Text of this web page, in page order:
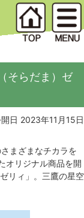
そらだま）ゼ
日 2023年11月15日
まざまなチカラを
オリジナル商品を開
リィ」。三鷹の星空